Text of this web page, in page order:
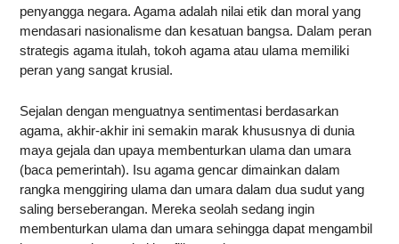
penyangga negara. Agama adalah nilai etik dan moral yang
mendasari nasionalisme dan kesatuan bangsa. Dalam peran
strategis agama itulah, tokoh agama atau ulama memiliki
peran yang sangat krusial.
Sejalan dengan menguatnya sentimentasi berdasarkan
agama, akhir-akhir ini semakin marak khususnya di dunia
maya gejala dan upaya membenturkan ulama dan umara
(baca pemerintah). Isu agama gencar dimainkan dalam
rangka menggiring ulama dan umara dalam dua sudut yang
saling berseberangan. Mereka seolah sedang ingin
membenturkan ulama dan umara sehingga dapat mengambil